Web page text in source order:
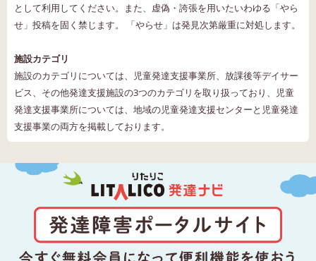
として利用してください。また、虚偽・誇張を用いたいわゆる「やら
せ」投稿を固く禁じます。 「やらせ」は発見次第厳重に対処します。
施設カテゴリ
施設のカテゴリについては、児童発達支援事業所、放課後等デイサー
ビス、その他発達支援施設の3つのカテゴリを取り扱っており、児童
発達支援事業所については、地域の児童発達支援センターと児童発達
支援事業の両方を掲載しております。